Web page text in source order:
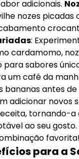
adicionais.
nozes picadas
:
cardamomo,
sabores
um café da
bananas antes de
adicionar novos
tornando-a
ao seu
favorita!
para a